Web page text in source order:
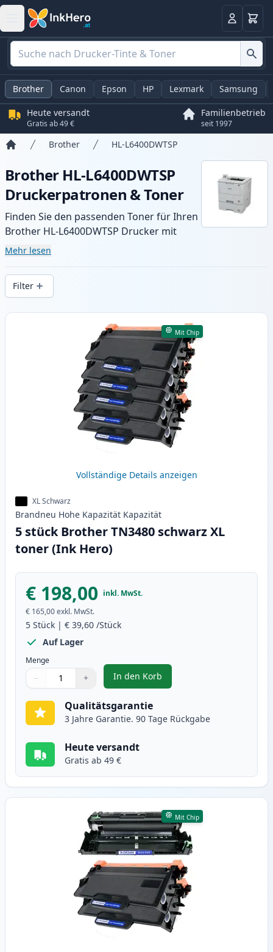
Anmelden
Brother Canon Epson HP Lexmark Samsung
Heute versandt
Gratis ab 49 €
Familienbetrieb
seit 1997
Brother HL-L6400DWTSP
Brother HL-L6400DWTSP
Druckerpatronen & Toner
Finden Sie den passenden Toner für Ihren
Brother HL-L6400DWTSP Drucker mit
unserer Auswahl an kompatiblen und XL-
gleichbleibender Druckqualität und
schnellem Versand aus lokalem Lager in .
Mehr lesen
Filter
Produkte
Mit Chip
Vollständige Details anzeigen
XL Schwarz
Brandneu Hohe Kapazität Kapazität
5 stück Brother TN3480 schwarz XL
toner (Ink Hero)
€ 198,00 inkl. MwSt.
€ 165,00exkl. MwSt.
5 Stück | € 39,60 /Stück
Auf Lager
Menge
Verwenden Sie die Tasten, um anzupassen
− +
1
In den Korb
, 5 stück Brother TN3480
Qualitätsgarantie
3 Jahre Garantie. 90 Tage Rückgabe
Heute versandt
Gratis ab 49 €
Mit Chip